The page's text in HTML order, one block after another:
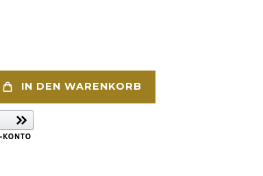
IN DEN WARENKORB